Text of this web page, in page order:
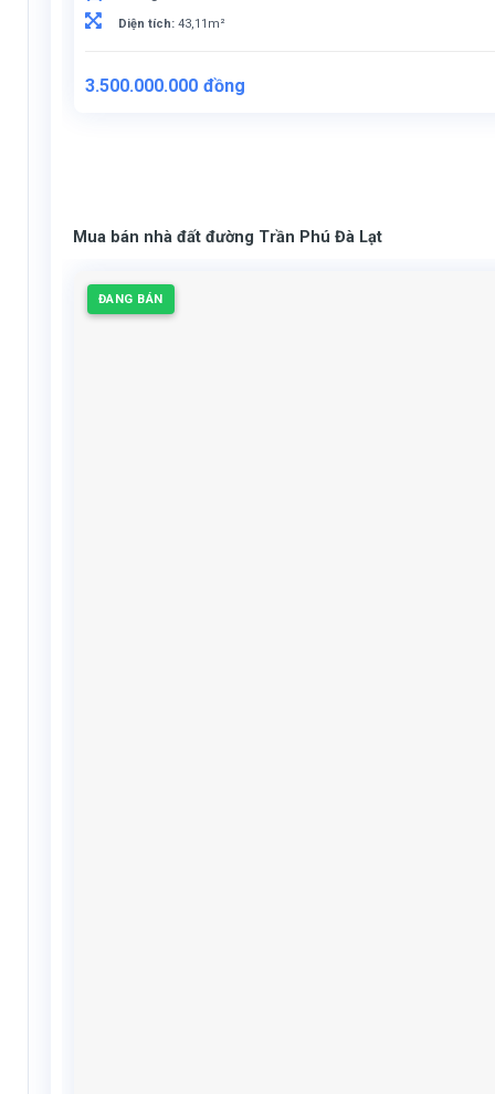
Diện tích: 43,11m²
3.500.000.000 đồng
Mua bán nhà đất đường Trần Phú Đà Lạt
ĐANG BÁN